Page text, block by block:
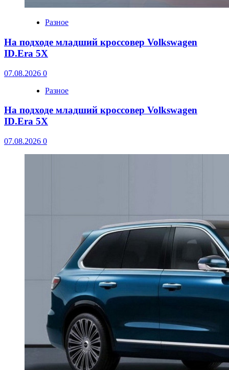
Разное
На подходе младший кроссовер Volkswagen
ID.Era 5X
07.08.2026 0
Разное
На подходе младший кроссовер Volkswagen
ID.Era 5X
07.08.2026 0